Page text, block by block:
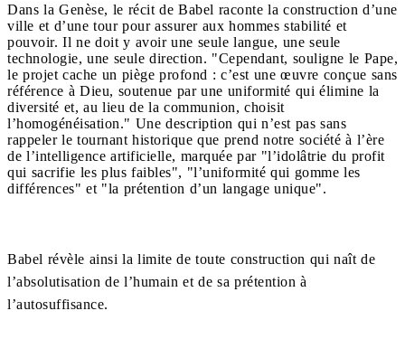
Dans la Genèse, le récit de Babel raconte la construction d’une
ville et d’une tour pour assurer aux hommes stabilité et
pouvoir. Il ne doit y avoir une seule langue, une seule
technologie, une seule direction. "Cependant, souligne le Pape,
le projet cache un piège profond : c’est une œuvre conçue sans
référence à Dieu, soutenue par une uniformité qui élimine la
diversité et, au lieu de la communion, choisit
l’homogénéisation." Une description qui n’est pas sans
rappeler le tournant historique que prend notre société à l’ère
de l’intelligence artificielle, marquée par "l’idolâtrie du profit
qui sacrifie les plus faibles", "l’uniformité qui gomme les
différences" et "la prétention d’un langage unique".
Babel révèle ainsi la limite de toute construction qui naît de
l’absolutisation de l’humain et de sa prétention à
l’autosuffisance.